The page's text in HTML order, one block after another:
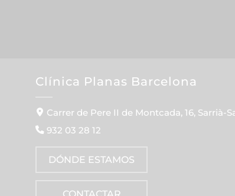
Clínica Planas Barcelona
Carrer de Pere II de Montcada, 16, Sarrià-
932 03 28 12
DÓNDE ESTAMOS
CONTACTAR